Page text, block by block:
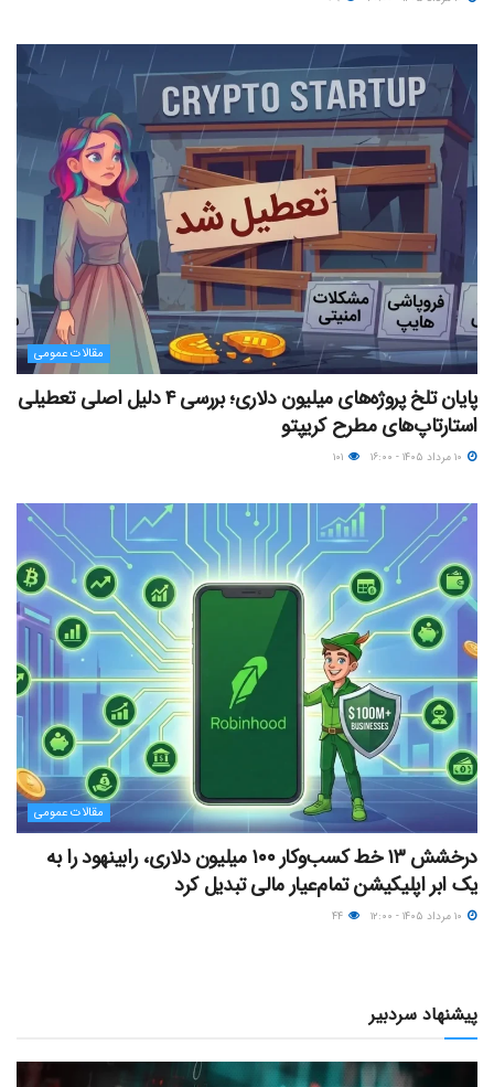
مقالات عمومی
پایان تلخ پروژه‌های میلیون دلاری؛ بررسی ۴ دلیل اصلی تعطیلی
استارتاپ‌های مطرح کریپتو
مقالات عمومی
درخشش ۱۳ خط کسب‌وکار ۱۰۰ میلیون دلاری، رابینهود را به
یک ابر اپلیکیشن تمام‌عیار مالی تبدیل کرد
پیشنهاد سردبیر